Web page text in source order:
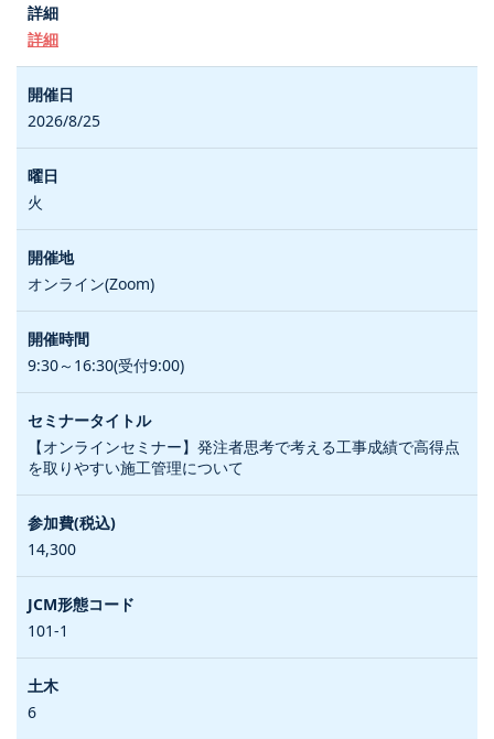
詳細
2026/8/25
火
オンライン(Zoom)
9:30～16:30(受付9:00)
【オンラインセミナー】発注者思考で考える工事成績で高得点
を取りやすい施工管理について
14,300
101-1
6